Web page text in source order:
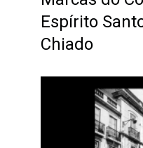
Espírito
Chiado